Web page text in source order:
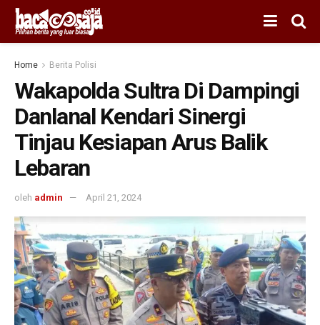
Home Berita Polisi
Wakapolda Sultra Di Dampingi
Danlanal Kendari Sinergi
Tinjau Kesiapan Arus Balik
Lebaran
oleh admin April 21, 2024